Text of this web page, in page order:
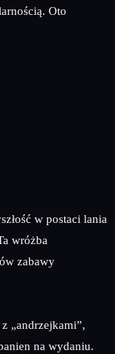
Oto
w postaci lania
wróżba
zabawy
„andrzejkami”,
na wydaniu.